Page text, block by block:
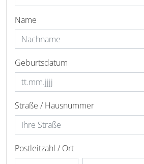
Name
Geburtsdatum
Straße / Hausnummer
Postleitzahl / Ort